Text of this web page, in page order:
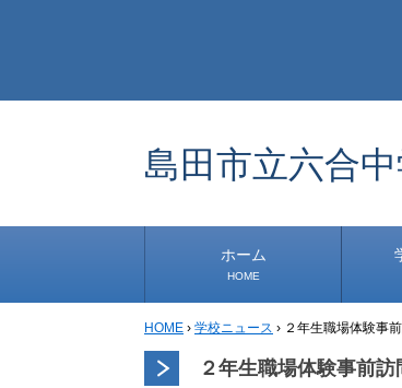
島田市立六合
ホーム
HOME
学校
安心
1年生
2年生
3年生
事務
児童
研修
小中連
その他
道徳
生徒
HOME › 学校ニュース › ２年生職場体験事
２年生職場体験事前